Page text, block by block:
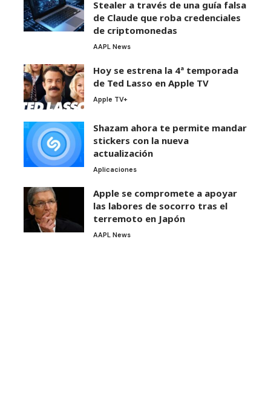
Stealer a través de una guía falsa
de Claude que roba credenciales
de criptomonedas
AAPL News
Hoy se estrena la 4ª temporada
de Ted Lasso en Apple TV
Apple TV+
Shazam ahora te permite mandar
stickers con la nueva
actualización
Aplicaciones
Apple se compromete a apoyar
las labores de socorro tras el
terremoto en Japón
AAPL News